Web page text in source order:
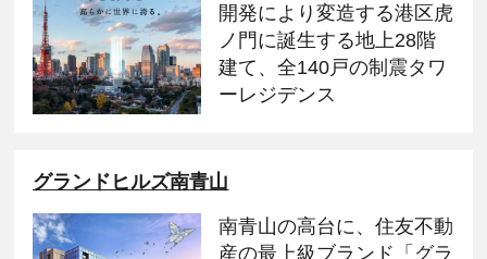
開発により変造する港区虎
ノ門に誕生する地上28階
建て、全140戸の制震タワ
ーレジデンス
グランドヒルズ南青山
南青山の高台に、住友不動
産の最上級ブランド「グラ